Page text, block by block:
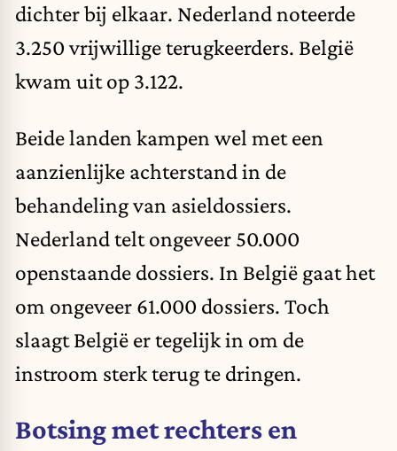
dichter bij elkaar. Nederland noteerde
3.250 vrijwillige terugkeerders. België
kwam uit op 3.122.
Beide landen kampen wel met een
aanzienlijke achterstand in de
behandeling van asieldossiers.
Nederland telt ongeveer 50.000
openstaande dossiers. In België gaat het
om ongeveer 61.000 dossiers. Toch
slaagt België er tegelijk in om de
instroom sterk terug te dringen.
Botsing met rechters en